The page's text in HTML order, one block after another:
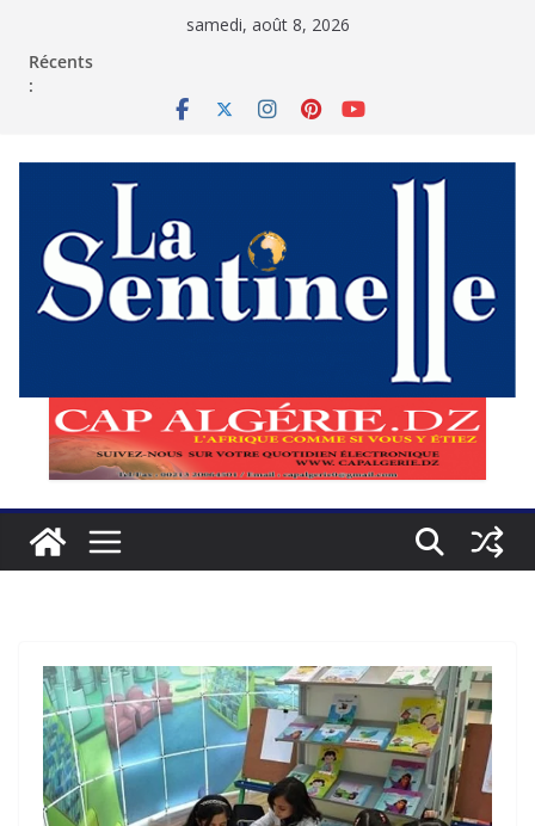
samedi, août 8, 2026
Récents
: